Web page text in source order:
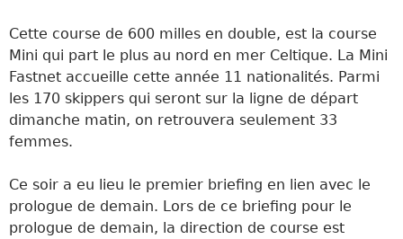
Cette course de 600 milles en double, est la course
Mini qui part le plus au nord en mer Celtique. La Mini
Fastnet accueille cette année 11 nationalités. Parmi
les 170 skippers qui seront sur la ligne de départ
dimanche matin, on retrouvera seulement 33
femmes.
Ce soir a eu lieu le premier briefing en lien avec le
prologue de demain. Lors de ce briefing pour le
prologue de demain, la direction de course est